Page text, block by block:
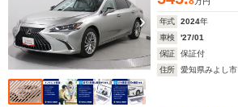
年式 2024年
車検
'27/01
保証
保証付
住所
愛知県みよし市